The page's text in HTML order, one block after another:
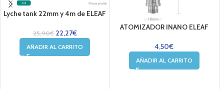
Lyche tank 22mm y 4m de ELEAF
25,90€ 22,27€
AÑADIR AL CARRITO
ATOMIZADOR INANO ELEAF
4,50€
AÑADIR AL CARRITO